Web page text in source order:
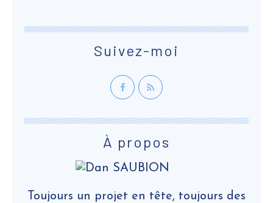
Suivez-moi
À propos
Toujours un projet en tête, toujours des